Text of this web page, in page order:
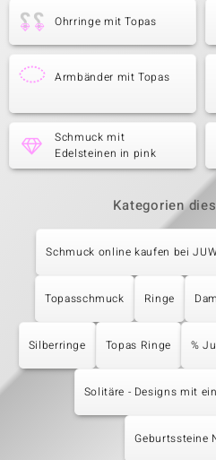
Ohrringe mit Topas
Armbänder mit Topas
Schmuck mit
Edelsteinen in pink
Kategorien
Schmuck online kaufen bei
Topasschmuck Ringe
Silberringe Topas Ringe %
Solitäre - Designs mit
Geburtssteine